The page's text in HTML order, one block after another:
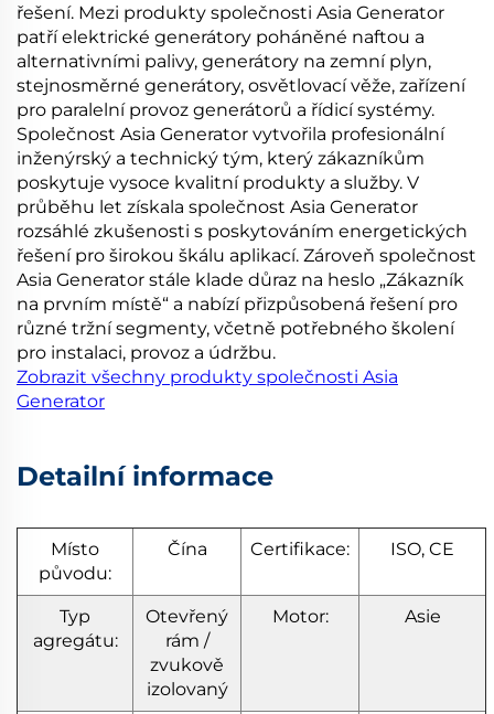
řešení. Mezi produkty společnosti Asia Generator
patří elektrické generátory poháněné naftou a
alternativními palivy, generátory na zemní plyn,
stejnosměrné generátory, osvětlovací věže, zařízení
pro paralelní provoz generátorů a řídicí systémy.
Společnost Asia Generator vytvořila profesionální
inženýrský a technický tým, který zákazníkům
poskytuje vysoce kvalitní produkty a služby. V
průběhu let získala společnost Asia Generator
rozsáhlé zkušenosti s poskytováním energetických
řešení pro širokou škálu aplikací. Zároveň společnost
Asia Generator stále klade důraz na heslo „Zákazník
na prvním místě“ a nabízí přizpůsobená řešení pro
různé tržní segmenty, včetně potřebného školení
pro instalaci, provoz a údržbu.
Zobrazit všechny produkty společnosti Asia
Generator
Detailní informace
Místo
původu:
Čína Certifikace: ISO, CE
Typ
agregátu:
Otevřený
rám /
zvukově
izolovaný
Motor: Asie